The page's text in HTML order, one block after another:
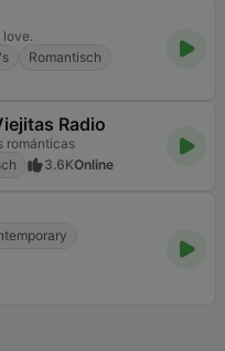
love.
Romantisch
Radio
románticas
3.6KOnline